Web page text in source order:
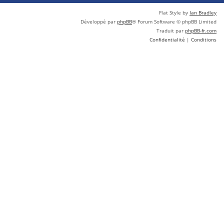
Flat Style by Ian Bradley
Développé par phpBB® Forum Software © phpBB Limited
Traduit par phpBB-fr.com
Confidentialité | Conditions